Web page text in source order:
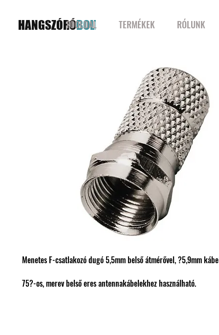
HANGSZÓRÓBOLT
FŐOLDAL TERMÉKEK RÓLUNK
Menetes F-csatlakozó dugó 5,5mm belső átmérővel, ?5,9mm
75?-os, merev belső eres antennakábelekhez használható.